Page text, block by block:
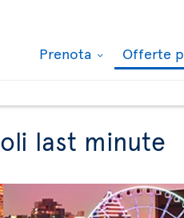
Prenota Offerte
last minute